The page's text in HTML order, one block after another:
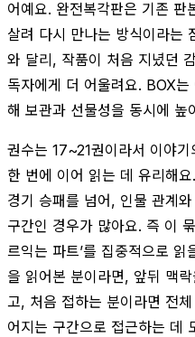
어예요. 완전복각판은 기존 판
살려 다시 만나는 방식이라는
와 달리, 작품이 처음 지녔던
독자에게 더 어울려요. BOX
해 보관과 선물성을 동시에 높
권수는 17~21권이라서 이야
한 번에 이어 읽는 데 유리해
경기 승패를 넘어, 인물 관계
구간인 경우가 많아요. 즉 이
르익는 파트’를 집중적으로
을 읽어본 분이라면, 앞뒤 맥
고, 처음 접하는 분이라면 전
어지는 구간으로 접근하는 데